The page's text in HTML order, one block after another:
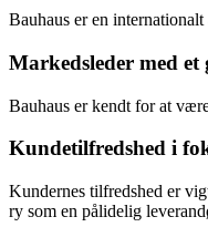
Bauhaus er en
Markedsleder med
Bauhaus er kendt for at
Kundetilfredshed i
Kundernes tilfredshed er
ry som en pålidelig